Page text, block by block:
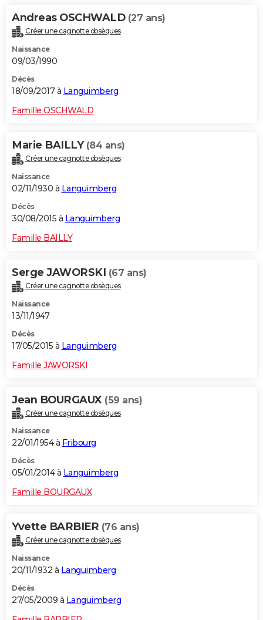
Andreas OSCHWALD (27 ans)
Créer une cagnotte obsèques
Naissance
09/03/1990
Décès
18/09/2017 à Languimberg
Famille OSCHWALD
Marie BAILLY (84 ans)
Créer une cagnotte obsèques
Naissance
02/11/1930 à Languimberg
Décès
30/08/2015 à Languimberg
Famille BAILLY
Serge JAWORSKI (67 ans)
Créer une cagnotte obsèques
Naissance
13/11/1947
Décès
17/05/2015 à Languimberg
Famille JAWORSKI
Jean BOURGAUX (59 ans)
Créer une cagnotte obsèques
Naissance
22/01/1954 à Fribourg
Décès
05/01/2014 à Languimberg
Famille BOURGAUX
Yvette BARBIER (76 ans)
Créer une cagnotte obsèques
Naissance
20/11/1932 à Languimberg
Décès
27/05/2009 à Languimberg